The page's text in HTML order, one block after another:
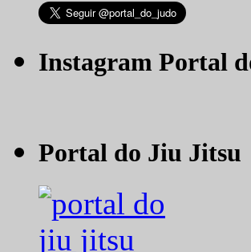
Instagram Portal
Portal do Jiu Jitsu